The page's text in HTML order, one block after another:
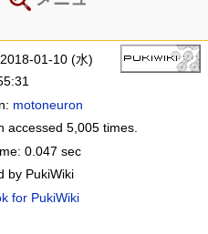
01-10 (水)
motoneuron
accessed 5,005 times.
0.047 sec
by PukiWiki
for PukiWiki